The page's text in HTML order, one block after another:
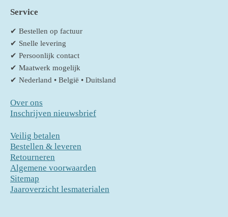
Service
✔ Bestellen op factuur
✔ Snelle levering
✔ Persoonlijk contact
✔ Maatwerk mogelijk
✔ Nederland • België • Duitsland
Over ons
Inschrijven nieuwsbrief
Veilig betalen
Bestellen & leveren
Retourneren
Algemene voorwaarden
Sitemap
Jaaroverzicht lesmaterialen